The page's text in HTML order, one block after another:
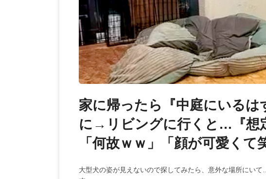
家に帰ったら『中庭にいるは
に→リビングに行くと…『想
「何故ｗｗ」「顔が可愛くて
大型犬の姿が見えないので探してみたら、意外な場所にい